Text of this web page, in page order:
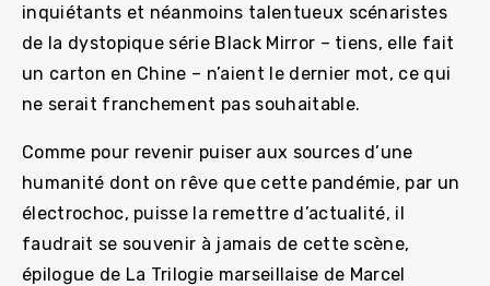
inquiétants et néanmoins talentueux scénaristes
de la dystopique série Black Mirror – tiens, elle fait
un carton en Chine – n’aient le dernier mot, ce qui
ne serait franchement pas souhaitable.
Comme pour revenir puiser aux sources d’une
humanité dont on rêve que cette pandémie, par un
électrochoc, puisse la remettre d’actualité, il
faudrait se souvenir à jamais de cette scène,
épilogue de La Trilogie marseillaise de Marcel